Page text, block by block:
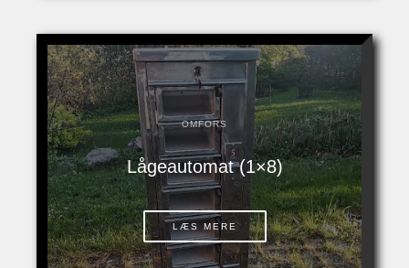
OMFORS
Lågeautomat (1×8)
LÆS MERE